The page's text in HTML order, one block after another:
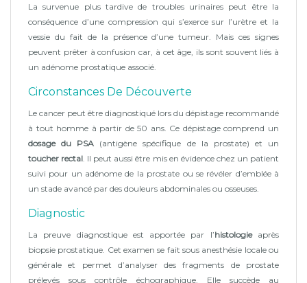
La survenue plus tardive de troubles urinaires peut être la
conséquence d’une compression qui s’exerce sur l’urètre et la
vessie du fait de la présence d’une tumeur. Mais ces signes
peuvent prêter à confusion car, à cet âge, ils sont souvent liés à
un adénome prostatique associé.
Circonstances De Découverte
Le cancer peut être diagnostiqué lors du dépistage recommandé
à tout homme à partir de 50 ans. Ce dépistage comprend un
dosage du PSA (antigène spécifique de la prostate) et un
toucher rectal. Il peut aussi être mis en évidence chez un patient
suivi pour un adénome de la prostate ou se révéler d’emblée à
un stade avancé par des douleurs abdominales ou osseuses.
Diagnostic
La preuve diagnostique est apportée par l’histologieaprès
biopsie prostatique. Cet examen se fait sous anesthésie locale ou
générale et permet d’analyser des fragments de prostate
prélevés sous contrôle échographique. Elle succède au